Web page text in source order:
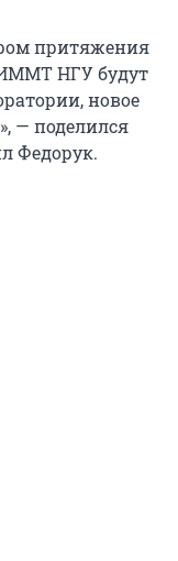
притяжения
НГУ будут
новое
— поделился
Федорук.